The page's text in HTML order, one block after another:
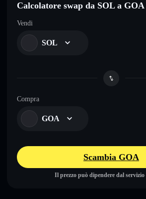
Calcolatore swap da SOL a GOA
Vendi
SOL
Compra
GOA
Scambia GOA
Il prezzo può dipendere dal